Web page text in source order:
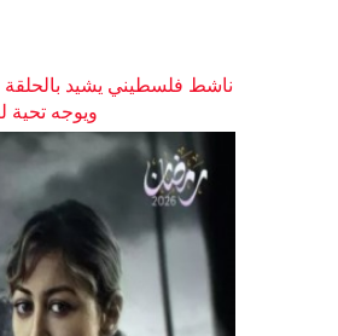
ناشط فلسطيني يشيد
ويوجه تحية